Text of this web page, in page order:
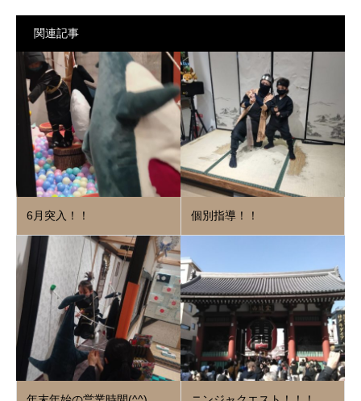
関連記事
6月突入！！ 個別指導！！